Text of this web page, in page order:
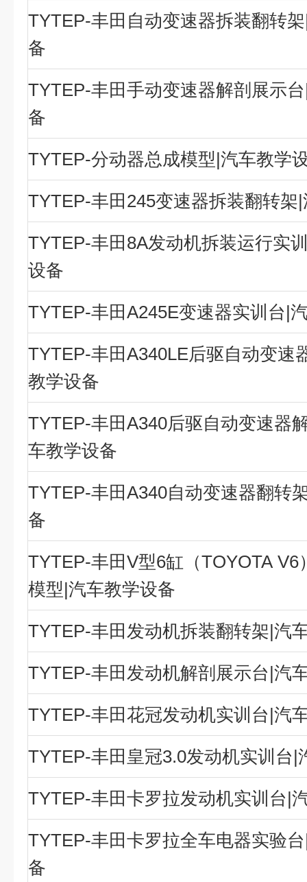
TYTEP-丰田自动变速器拆装翻转
备
TYTEP-丰田手动变速器解剖展示
备
TYTEP-分动器总成模型|汽车教学
TYTEP-丰田245变速器拆装翻转架
TYTEP-丰田8A发动机拆装运行实
设备
TYTEP-丰田A245E变速器实训台|
TYTEP-丰田A340LE后驱自动变速
教学设备
TYTEP-丰田A340后驱自动变速器
车教学设备
TYTEP-丰田A340自动变速器翻转
备
TYTEP-丰田V型6缸（TOYOTA V6
模型|汽车教学设备
TYTEP-丰田发动机拆装翻转架|汽
TYTEP-丰田发动机解剖展示台|汽
TYTEP-丰田花冠发动机实训台|汽
TYTEP-丰田皇冠3.0发动机实训台|
TYTEP-丰田卡罗拉发动机实训台|
TYTEP-丰田卡罗拉全车电器实验
备